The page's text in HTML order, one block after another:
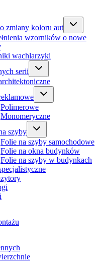
zmiany koloru aut
wzorników o nowe
wachlarzyki
serii
Polimerowe
Monomeryczne
szyby
Folie na szyby samochodowe
Folie na okna budynków
Folie na szyby w budynkach